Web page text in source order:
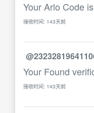
Your Arlo Code
接收时间: 143天前
Your Found
接收时间: 143天前